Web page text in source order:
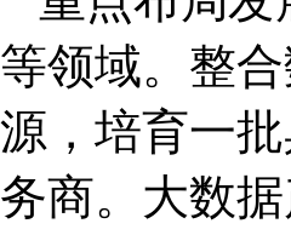
等领域。整
源，培育一
务商。大数